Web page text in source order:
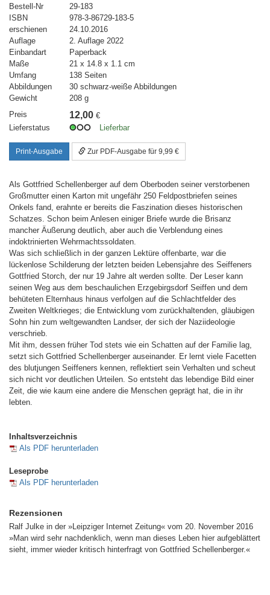
Bestell-Nr
29-183
ISBN
978-3-86729-183-5
erschienen
24.10.2016
Auflage
2. Auflage 2022
Einbandart
Paperback
Maße
21 x 14.8 x 1.1 cm
Umfang
138 Seiten
Abbildungen
30 schwarz-weiße Abbildungen
Gewicht
208 g
Preis
12,00 €
Lieferstatus
Lieferbar
Print-Ausgabe Zur PDF-Ausgabe für 9,99 €
Als Gottfried Schellenberger auf dem Oberboden seiner verstorbenen
Großmutter einen Karton mit ungefähr 250 Feldpostbriefen seines
Onkels fand, erahnte er bereits die Faszination dieses historischen
Schatzes. Schon beim Anlesen einiger Briefe wurde die Brisanz
mancher Äußerung deutlich, aber auch die Verblendung eines
indoktrinierten Wehrmachtssoldaten.
Was sich schließlich in der ganzen Lektüre offenbarte, war die
lückenlose Schilderung der letzten beiden Lebensjahre des Seiffeners
Gottfried Storch, der nur 19 Jahre alt werden sollte. Der Leser kann
seinen Weg aus dem beschaulichen Erzgebirgsdorf Seiffen und dem
behüteten Elternhaus hinaus verfolgen auf die Schlachtfelder des
Zweiten Weltkrieges; die Entwicklung vom zurückhaltenden, gläubigen
Sohn hin zum weltgewandten Landser, der sich der Naziideologie
verschrieb.
Mit ihm, dessen früher Tod stets wie ein Schatten auf der Familie lag,
setzt sich Gottfried Schellenberger auseinander. Er lernt viele Facetten
des blutjungen Seiffeners kennen, reflektiert sein Verhalten und scheut
sich nicht vor deutlichen Urteilen. So entsteht das lebendige Bild einer
Zeit, die wie kaum eine andere die Menschen geprägt hat, die in ihr
lebten.
Inhaltsverzeichnis
Als PDF herunterladen
Leseprobe
Als PDF herunterladen
Rezensionen
Ralf Julke in der »Leipziger Internet Zeitung« vom 20. November 2016
»Man wird sehr nachdenklich, wenn man dieses Leben hier aufgeblättert
sieht, immer wieder kritisch hinterfragt von Gottfried Schellenberger.«